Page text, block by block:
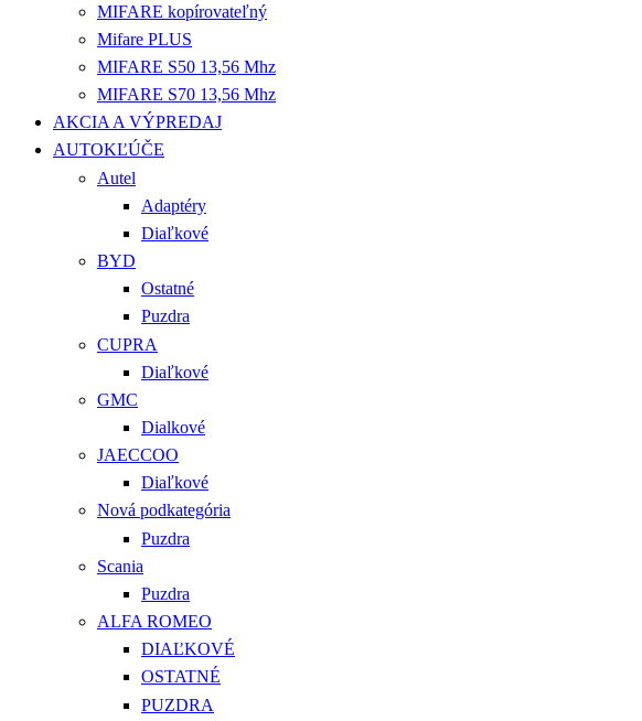
MIFARE kopírovateľný
Mifare PLUS
MIFARE S50 13,56 Mhz
MIFARE S70 13,56 Mhz
AKCIA A VÝPREDAJ
AUTOKĽÚČE
Autel
Adaptéry
Diaľkové
BYD
Ostatné
Puzdra
CUPRA
Diaľkové
GMC
Dialkové
JAECCOO
Diaľkové
Nová podkategória
Puzdra
Scania
Puzdra
ALFA ROMEO
DIAĽKOVÉ
OSTATNÉ
PUZDRA